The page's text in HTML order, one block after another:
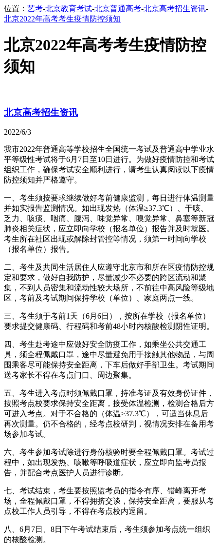
位置： 艺考-北京教育考试-北京普通高考-北京高考招生资讯-
北京2022年高考考生疫情防控须知
北京2022年高考考生疫情防控
须知
北京高考招生资讯
2022/6/3
我市2022年普通高等学校招生全国统一考试及普通高中学业水
平等级性考试将于6月7日至10日进行。为做好疫情防控和考试
组织工作，确保考试安全顺利进行，请考生认真阅读以下疫情
防控须知并严格遵守。
一、考生须按要求继续做好考前健康监测，每日进行体温测量
并如实报告监测情况。如出现发热（体温≥37.3℃）、干咳、
乏力、咳痰、咽痛、腹泻、味觉异常、嗅觉异常、鼻塞等新冠
肺炎相关症状，应立即向学校（报名单位）报告并及时就医。
考生所在社区出现或解除封管控等情况，须第一时间向学校
（报名单位）报告。
二、考生及共同生活居住人应遵守北京市和所在区疫情防控规
定和要求，做好自我防护，尽量减少不必要的跨区流动和聚
集，不到人员密集和流动性较大场所，不前往中高风险等级地
区，考前及考试期间保持学校（单位）、家庭两点一线。
三、考生须于考前1天（6月6日），按所在学校（报名单位）
要求提交健康码、行程码和考前48小时内核酸检测阴性证明。
四、考生赴考途中应做好安全防疫工作，如乘坐公共交通工
具，须全程佩戴口罩，途中尽量避免用手接触其他物品，与周
围乘客尽可能保持安全距离，下车后做好手部卫生。考试期间
送考家长不得在考点门口、周边聚集。
五、考生进入考点时须佩戴口罩，持准考证及有效身份证件，
按照考点校要求保持安全距离，接受体温检测，检测合格后方
可进入考点。对于不合格的（体温≥37.3℃），可适当休息后
再次测量。仍不合格的，经考点校研判，视情况安排在备用考
场参加考试。
六、考生参加考试除进行身份核验时要全程佩戴口罩。考试过
程中，如出现发热、咳嗽等呼吸道症状，应立即向监考员报
告，并配合考点医护人员进行诊断。
七、考试结束，考生要按照监考员的指令有序、错峰离开考
场，全程佩戴口罩，不得拥挤交谈，保持安全距离，要服从考
点校工作人员引导，不得在考点校内逗留。
八、6月7日、8日下午考试结束后，考生须参加考点统一组织
的核酸检测。